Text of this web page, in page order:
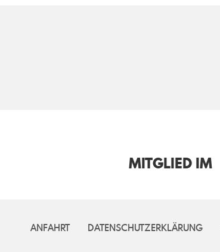
MITGLIED IM
ANFAHRT DATENSCHUTZERKLÄRUNG